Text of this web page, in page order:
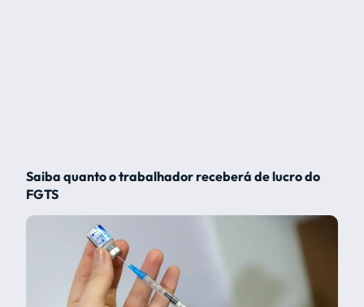
Saiba quanto o trabalhador receberá de lucro do
FGTS